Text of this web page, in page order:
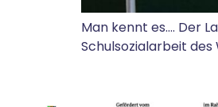
Man kennt es…. Der
Schulsozialarbeit